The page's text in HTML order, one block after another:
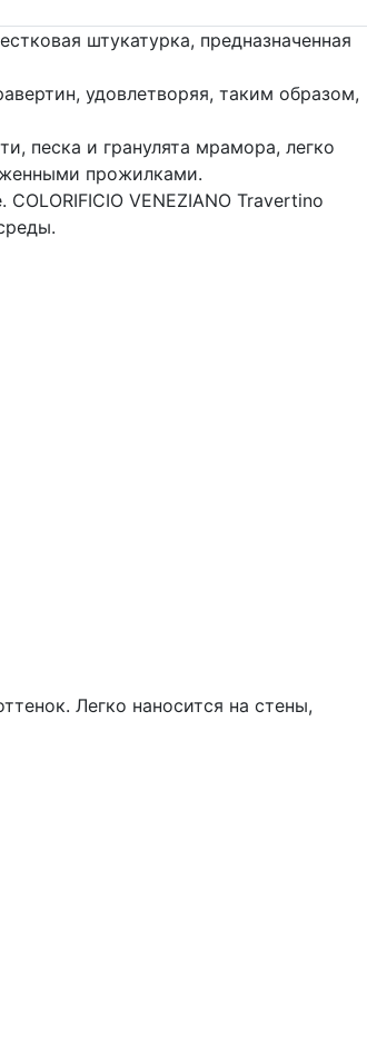
штукатурка, предназначенная
удовлетворяя, таким образом,
песка и гранулята мрамора, легко
прожилками.
VENEZIANO Travertino
Легко наносится на стены,